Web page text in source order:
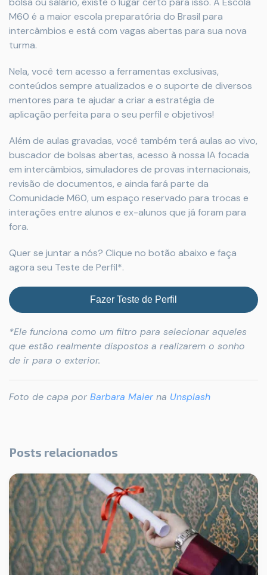
M60 é a maior escola preparatória do Brasil para
intercâmbios e está com vagas abertas para sua nova
turma.
Nela, você tem acesso a ferramentas exclusivas,
conteúdos sempre atualizados e o suporte de diversos
mentores para te ajudar a criar a estratégia de
aplicação perfeita para o seu perfil e objetivos!
Além de aulas gravadas, você também terá aulas ao vivo,
buscador de bolsas abertas, acesso à nossa IA focada
em intercâmbios, simuladores de provas internacionais,
revisão de documentos, e ainda fará parte da
Comunidade M60, um espaço reservado para trocas e
interações entre alunos e ex-alunos que já foram para
fora.
Quer se juntar a nós? Clique no botão abaixo e faça
agora seu Teste de Perfil*.
Fazer Teste de Perfil
*Ele funciona como um filtro para selecionar aqueles
que estão realmente dispostos a realizarem o sonho
de ir para o exterior.
Foto de capa por Barbara Maier na Unsplash
Posts relacionados